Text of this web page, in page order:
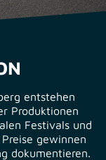
entstehen
Produktionen
Festivals und
gewinnen
dokumentieren.